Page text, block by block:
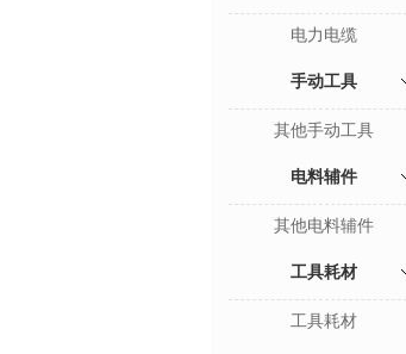
电力电缆
手动工具
其他手动工具
电料辅件
其他电料辅件
工具耗材
工具耗材